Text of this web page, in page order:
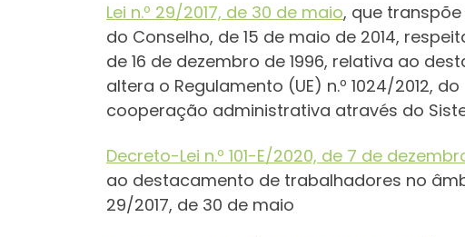
Lei n.º 29/2017, de 30 de maio, que
do Conselho, de 15 de maio de 2014,
de 16 de dezembro de 1996, relativa ao
altera o Regulamento (UE) n.º 1024/2012,
cooperação administrativa através do
Decreto-Lei n.º 101-E/2020, de 7 de
ao destacamento de trabalhadores no
29/2017, de 30 de maio